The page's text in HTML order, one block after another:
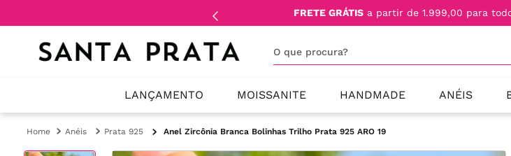
FRETE GRÁTIS a partir de 1.999,00 para
LANÇAMENTO MOISSANITE HANDMADE ANÉIS
Anéis Prata 925 Anel Zircônia Branca Bolinhas Trilho Prata 925 ARO 19